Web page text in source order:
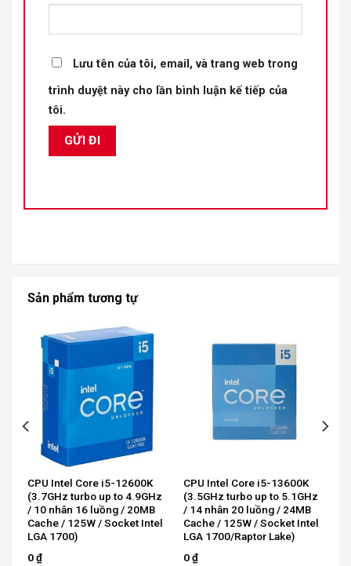
Lưu tên của tôi, email, và trang web trong
trình duyệt này cho lần bình luận kế tiếp của
tôi.
Sản phẩm tương tự
CPU Intel Core i5-12600K
(3.7GHz turbo up to 4.9GHz
/ 10 nhân 16 luồng / 20MB
Cache / 125W / Socket Intel
LGA 1700)
0₫
CPU Intel Core i5-13600K
(3.5GHz turbo up to 5.1GHz
/ 14 nhân 20 luồng / 24MB
Cache / 125W / Socket Intel
LGA 1700/Raptor Lake)
0₫